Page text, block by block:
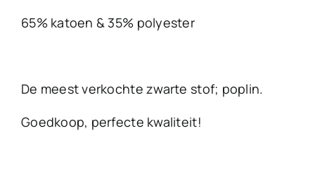
65% katoen & 35% polyester
De meest verkochte zwarte stof; poplin.
Goedkoop, perfecte kwaliteit!